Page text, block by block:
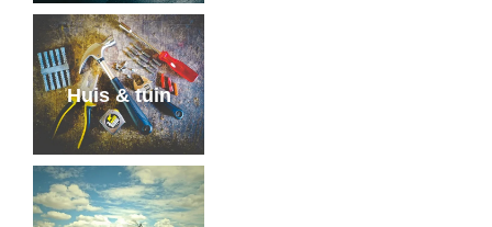
Huis & tuin